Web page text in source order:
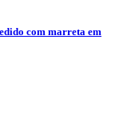
com marreta em